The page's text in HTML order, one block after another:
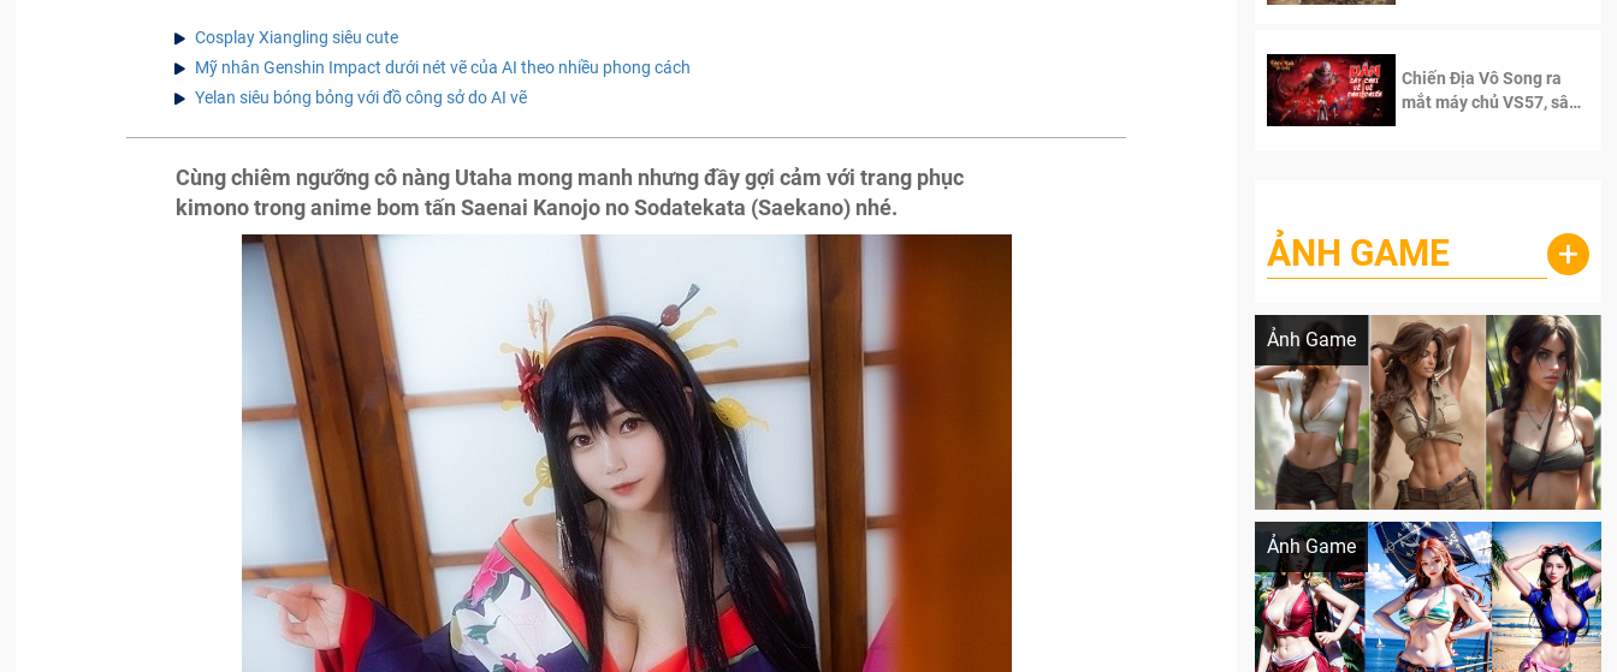
Cosplay Xiangling siêu cute
Mỹ nhân Genshin Impact dưới nét vẽ của AI theo nhiều phong cách
Yelan siêu bóng bỏng với đồ công sở do AI vẽ
Cùng chiêm ngưỡng cô nàng Utaha mong manh nhưng đầy gợi cảm với trang phục
kimono trong anime bom tấn Saenai Kanojo no Sodatekata (Saekano) nhé.
Chiến Địa Vô Song ra
mắt máy chủ VS57, sân
ẢNH GAME +
Ảnh Game
Lala Croft vừa nóng vừa xinh dưới nét vẽ
Ảnh Game
Khi AI Cosplay gái đẹp One Piece